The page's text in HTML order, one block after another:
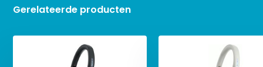
Gerelateerde producten